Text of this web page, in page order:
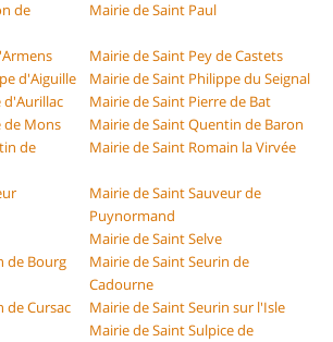
de
Mairie de Saint Paul
Mairie de Saint Pey de Castets
d'Aiguille
Mairie de Saint Philippe du Seignal
d'Aurillac
Mairie de Saint Pierre de Bat
de Mons
Mairie de Saint Quentin de Baron
de
Mairie de Saint Romain la Virvée
Mairie de Saint Sauveur de
Puynormand
Mairie de Saint Selve
de Bourg
Mairie de Saint Seurin de
Cadourne
de Cursac
Mairie de Saint Seurin sur l'Isle
Mairie de Saint Sulpice de